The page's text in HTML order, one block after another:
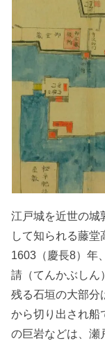
江戸城を近世の城
して知られる藤堂
1603（慶長8）年
請（てんかぶしん
残る石垣の大部分
から切り出され船
の巨岩などは、瀬